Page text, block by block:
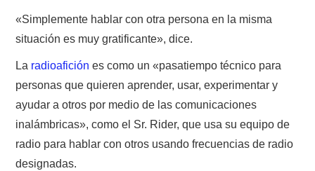
«Simplemente hablar con otra persona en la misma
situación es muy gratificante», dice.
La radioafición es como un «pasatiempo técnico para
personas que quieren aprender, usar, experimentar y
ayudar a otros por medio de las comunicaciones
inalámbricas», como el Sr. Rider, que usa su equipo de
radio para hablar con otros usando frecuencias de radio
designadas.